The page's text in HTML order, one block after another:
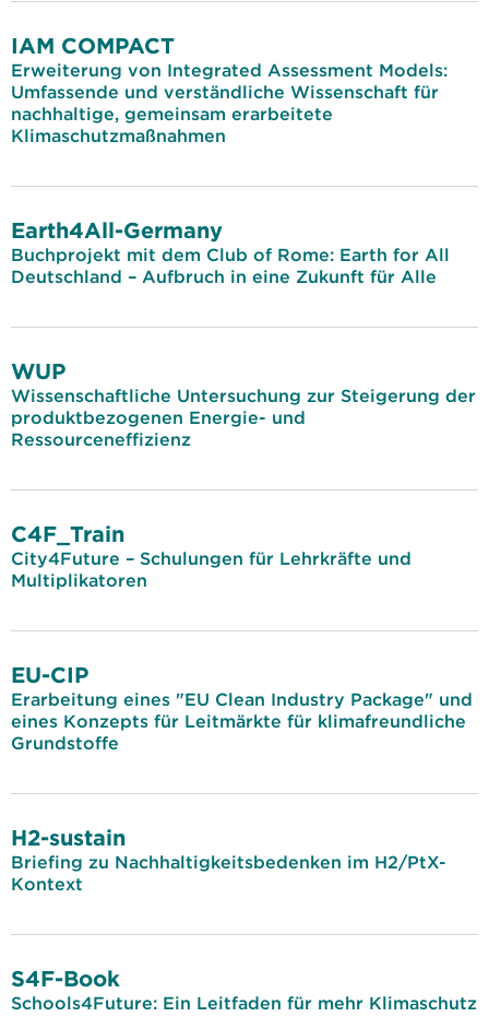
IAM COMPACT
Erweiterung von Integrated Assessment Models:
Umfassende und verständliche Wissenschaft für
nachhaltige, gemeinsam erarbeitete
Klimaschutzmaßnahmen
Earth4All-Germany
Buchprojekt mit dem Club of Rome: Earth for All
Deutschland – Aufbruch in eine Zukunft für Alle
WUP
Wissenschaftliche Untersuchung zur Steigerung der
produktbezogenen Energie- und
Ressourceneffizienz
C4F_Train
City4Future – Schulungen für Lehrkräfte und
Multiplikatoren
EU-CIP
Erarbeitung eines "EU Clean Industry Package" und
eines Konzepts für Leitmärkte für klimafreundliche
Grundstoffe
H2-sustain
Briefing zu Nachhaltigkeitsbedenken im H2/PtX-
Kontext
S4F-Book
Schools4Future: Ein Leitfaden für mehr Klimaschutz